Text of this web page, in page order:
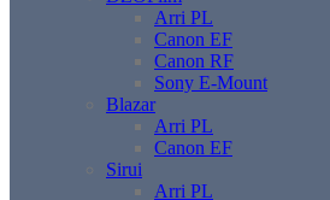
Arri PL
Canon EF
Canon RF
Sony E-Mount
Blazar
Arri PL
Canon EF
Sirui
Arri PL